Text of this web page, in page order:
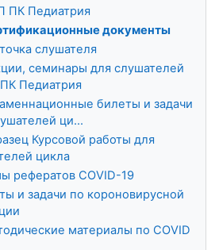
ПК Педиатрия
документы
слушателя
семинары для слушателей
Педиатрия
билеты и задачи
ци...
Курсовой работы для
цикла
рефератов COVID-19
и задачи по короновирусной
материалы по COVID